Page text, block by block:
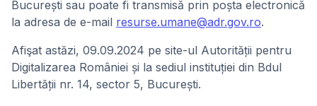
București sau poate fi transmisă prin poșta electronică
la adresa de e-mail resurse.umane@adr.gov.ro.
Afişat astăzi, 09.09.2024 pe site-ul Autorității pentru
Digitalizarea României și la sediul instituției din Bdul
Libertății nr. 14, sector 5, București.